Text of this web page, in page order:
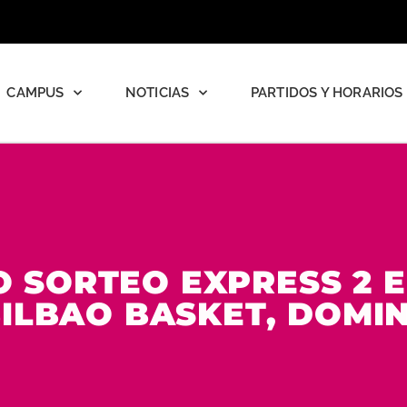
CAMPUS NOTICIAS PARTIDOS Y HORARIOS
SORTEO EXPRESS 2
BASKET,